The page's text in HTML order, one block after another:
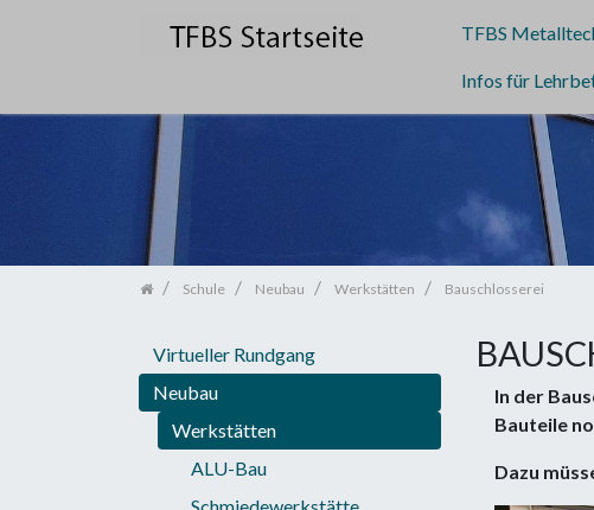
Zum Inhalt springen
TFBS
Infos für
Schule Neubau Werkstätten Bauschlosserei
In der
Bauteile
Dazu
Virtueller Rundgang
Neubau
Werkstätten
ALU-Bau